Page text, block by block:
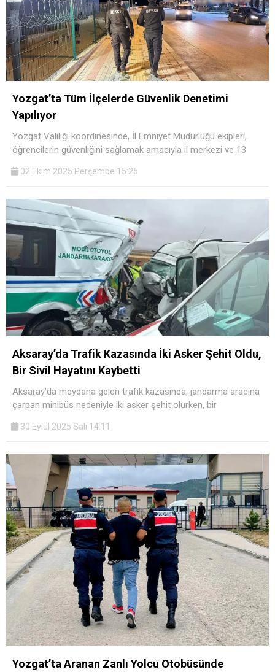
Yozgat’ta Tüm İlçelerde Güvenlik Denetimi
Yapılıyor
Yozgat Valiliği koordinesinde, İl Emniyet Müdürlüğü ekipleri,
öğrencilerin güvenliğini sağlamak amacıyla il merkezi ve 13
02 Ekim 2025 Perşembe 15:25
Aksaray’da Trafik Kazasında İki Asker Şehit Oldu,
Bir Sivil Hayatını Kaybetti
Aksaray’da meydana gelen trafik kazasında, jandarma aracına
çarpan minibüs nedeniyle iki asker şehit olurken, bir
30 Eylül 2025 Salı 14:11
Yozgat’ta Aranan Zanlı Yolcu Otobüsünde